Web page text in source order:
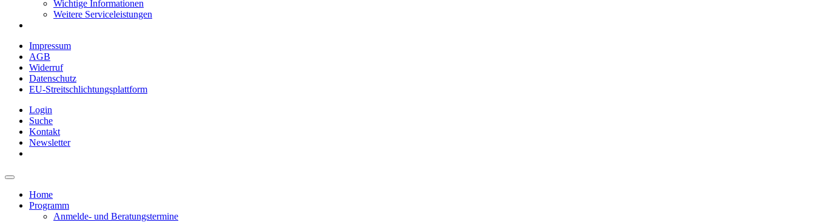
Wichtige Informationen
Weitere Serviceleistungen
Impressum
AGB
Widerruf
Datenschutz
EU-Streitschlichtungsplattform
Login
Suche
Kontakt
Newsletter
Home
Programm
Anmelde- und Beratungstermine